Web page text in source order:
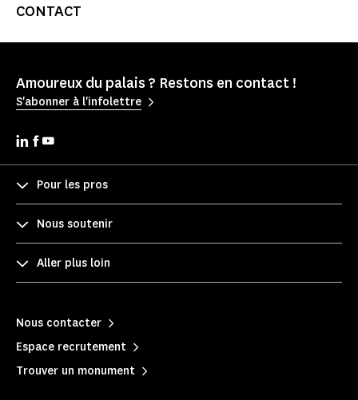
CONTACT
Amoureux du palais ? Restons en contact !
S'abonner à l'infolettre
Pour les pros
Nous soutenir
Aller plus loin
Nous contacter
Espace recrutement
Trouver un monument